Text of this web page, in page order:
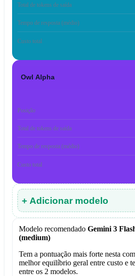
Total de tokens de saída
Tempo de resposta (médio)
Custo total
Owl Alpha
Posição
Total de tokens de saída
Tempo de resposta (médio)
Custo total
+ Adicionar modelo
Modelo recomendado Gemini 3
(medium)
Tem a pontuação mais forte nesta
melhor equilíbrio geral entre custo e
entre os 2 modelos.